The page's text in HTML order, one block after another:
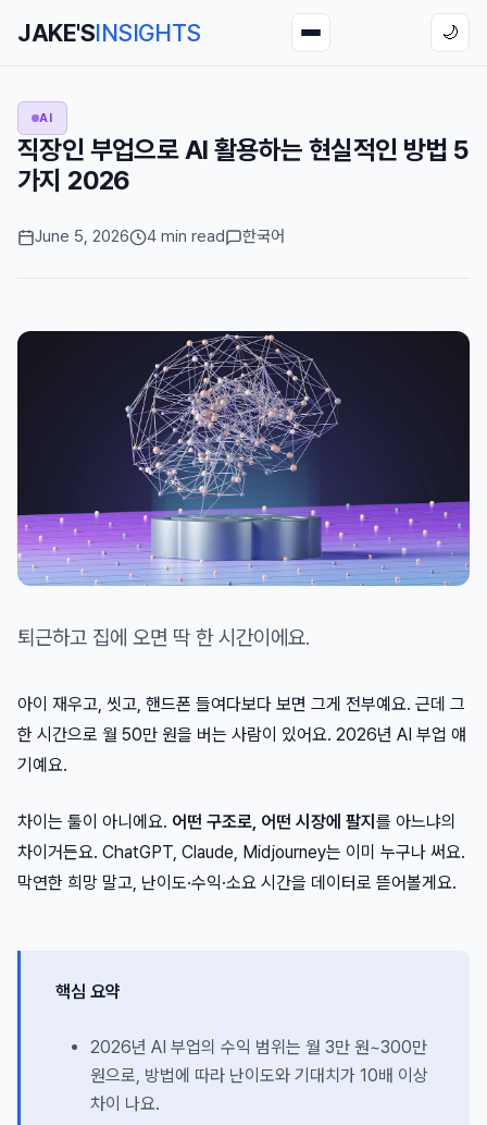
JAKE'SINSIGHTS 🌙
AI
직장인 부업으로 AI 활용하는 현실적인 방법 5
가지 2026
June 5, 2026 4 min read 한국어
퇴근하고 집에 오면 딱 한 시간이에요.
아이 재우고, 씻고, 핸드폰 들여다보다 보면 그게 전부예요. 근데 그
한 시간으로 월 50만 원을 버는 사람이 있어요. 2026년 AI 부업 얘
기예요.
차이는 툴이 아니에요. 어떤 구조로, 어떤 시장에 팔지 를 아느냐의
차이거든요. ChatGPT, Claude, Midjourney는 이미 누구나 써요.
막연한 희망 말고, 난이도·수익·소요 시간을 데이터로 뜯어볼게요.
핵심 요약
2026년 AI 부업의 수익 범위는 월 3만 원~300만
원으로, 방법에 따라 난이도와 기대치가 10배 이상
차이 나요.